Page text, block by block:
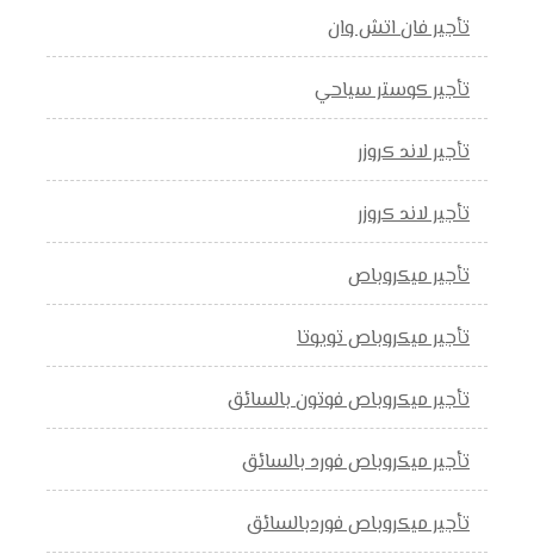
تأجير فان اتش وان
تأجير كوستر سياحي
تأجير لاند كروزر
تأجير لاند كروزر
تأجير ميكروباص
تأجير ميكروباص تويوتا
تأجير ميكروباص فوتون بالسائق
تأجير ميكروباص فورد بالسائق
تأجير ميكروباص فوردبالسائق